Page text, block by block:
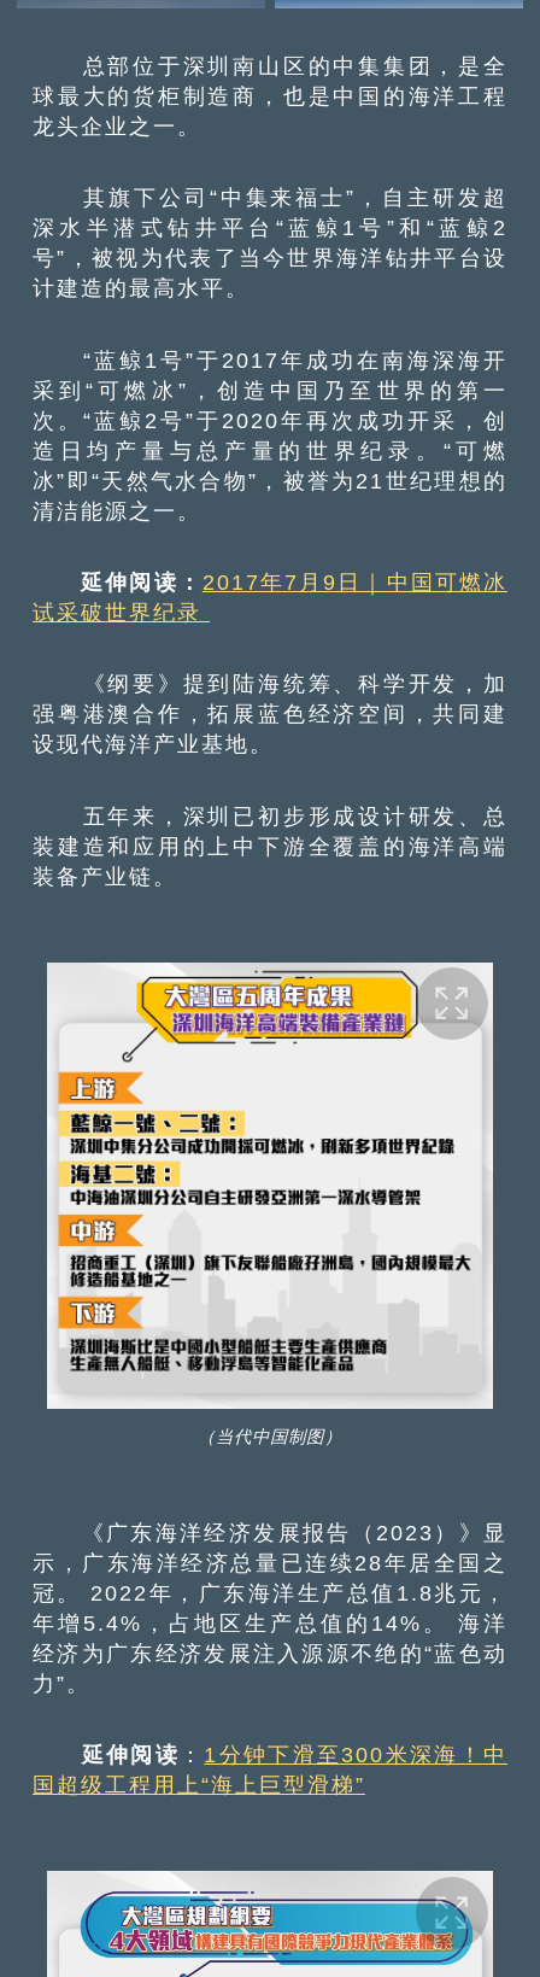
总部位于深圳南山区的中集集团，是全
球最大的货柜制造商，也是中国的海洋工程
龙头企业之一。
其旗下公司“中集来福士”，自主研发超
深水半潜式钻井平台“蓝鲸1号”和“蓝鲸2
号”，被视为代表了当今世界海洋钻井平台设
计建造的最高水平。
“蓝鲸1号”于2017年成功在南海深海开
采到“可燃冰”，创造中国乃至世界的第一
次。“蓝鲸2号”于2020年再次成功开采，创
造日均产量与总产量的世界纪录。“可燃
冰”即“天然气水合物”，被誉为21世纪理想的
清洁能源之一。
延伸阅读： 2017年7月9日｜中国可燃冰
试采破世界纪录
《纲要》提到陆海统筹、科学开发，加
强粤港澳合作，拓展蓝色经济空间，共同建
设现代海洋产业基地。
五年来，深圳已初步形成设计研发、总
装建造和应用的上中下游全覆盖的海洋高端
装备产业链。
（当代中国制图）
《广东海洋经济发展报告（2023）》显
示，广东海洋经济总量已连续28年居全国之
冠。 2022年，广东海洋生产总值1.8兆元，
年增5.4%，占地区生产总值的14%。 海洋
经济为广东经济发展注入源源不绝的“蓝色动
力”。
延伸阅读 ： 1分钟下滑至300米深海！中
国超级工程用上“海上巨型滑梯”